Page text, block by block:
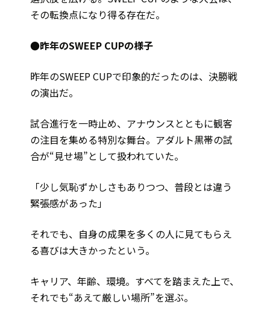
その転換点になり得る存在だ。
●昨年のSWEEP CUPの様子
昨年のSWEEP CUPで印象的だったのは、決勝戦
の演出だ。
試合進行を一時止め、アナウンスとともに観客
の注目を集める特別な舞台。アダルト黒帯の試
合が“見せ場”として扱われていた。
「少し気恥ずかしさもありつつ、普段とは違う
緊張感があった」
それでも、自身の成果を多くの人に見てもらえ
る喜びは大きかったという。
キャリア、年齢、環境。すべてを踏まえた上で、
それでも“あえて厳しい場所”を選ぶ。